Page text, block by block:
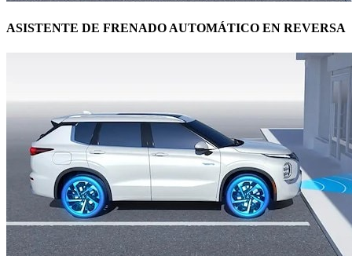
ASISTENTE DE FRENADO AUTOMÁTICO EN REVERSA